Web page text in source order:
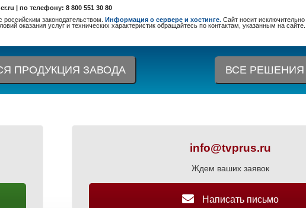
| по телефону: 8 800 551 30 80
законодательством. Информация о сервере и хостинге. Сайт носит
оказания услуг и технических характеристик обращайтесь по контактам, указанным на сайте.
ПРОДУКЦИЯ ЗАВОДА ВСЕ РЕШЕНИЯ
info@tvprus.ru
Ждем ваших заявок
Написать письмо